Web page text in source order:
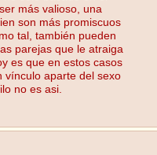
más valioso, una
son más promiscuos
tal, también pueden
parejas que le atraiga
es que en estos casos
vínculo aparte del sexo
no es asi.